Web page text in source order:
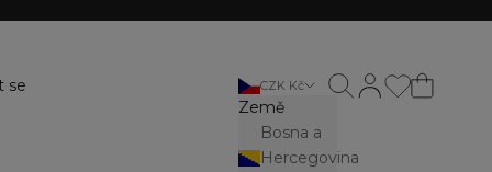
se CZK Kč
Země
Bosna a
Hercegovina
Otevřít stránku
Otevřít vyhledávání